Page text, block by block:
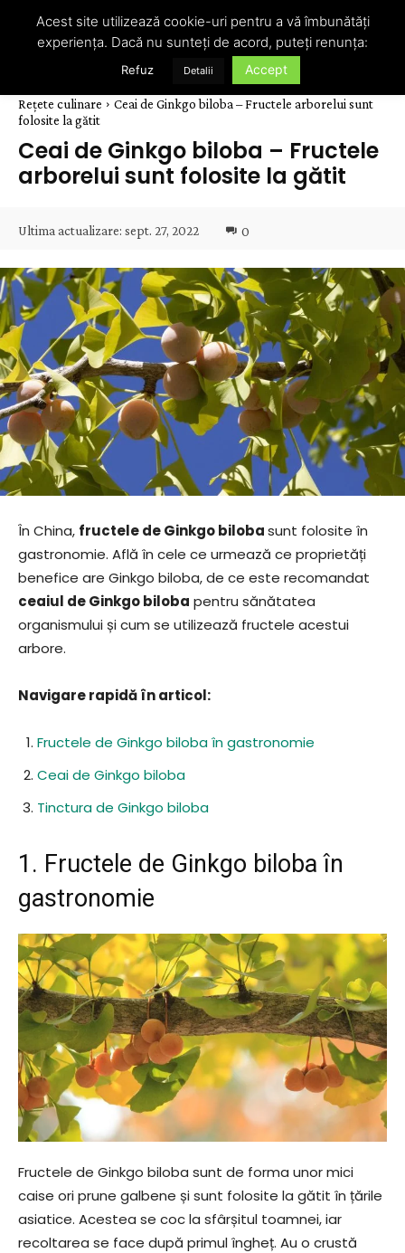
Rețete culinare
Ceai de Ginkgo biloba – Fructele arborelui sunt
folosite la gătit
Ceai de Ginkgo biloba – Fructele
arborelui sunt folosite la gătit
Ultima actualizare: sept. 27, 2022 0
În China, fructele de Ginkgo bilobasunt folosite în
gastronomie. Află în cele ce urmează ce proprietăți
benefice are Ginkgo biloba, de ce este recomandat
ceaiul de Ginkgo biloba pentru sănătatea
organismului și cum se utilizează fructele acestui
arbore.
Navigare rapidă în articol:
Fructele de Ginkgo biloba în gastronomie
Ceai de Ginkgo biloba
Tinctura de Ginkgo biloba
1. Fructele de Ginkgo biloba în
gastronomie
Fructele de Ginkgo biloba sunt de forma unor mici
caise ori prune galbene și sunt folosite la gătit în țările
asiatice. Acestea se coc la sfârșitul toamnei, iar
recoltarea se face după primul îngheț. Au o crustă
Acest site utilizează cookie-uri pentru a vă îmbunătăți
experiența. Dacă nu sunteți de acord, puteți renunța:
Refuz Detalii Accept